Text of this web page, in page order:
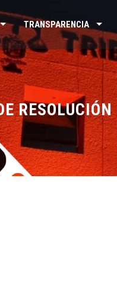
TRANSPARENCIA
RESOLUCIÓN